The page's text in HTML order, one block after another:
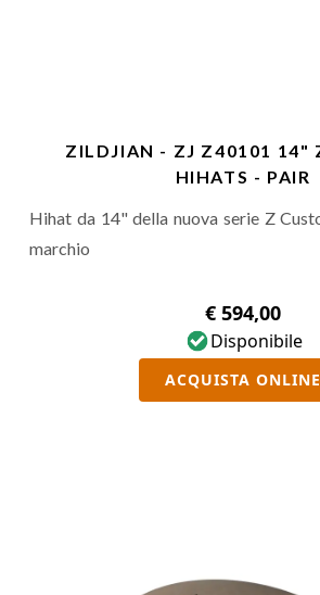
ZILDJIAN - ZJ Z40101 14"
HIHATS - PAIR
Hihat da 14" della nuova serie Z
marchio
€ 594,00
Disponibile
ACQUISTA ONLINE